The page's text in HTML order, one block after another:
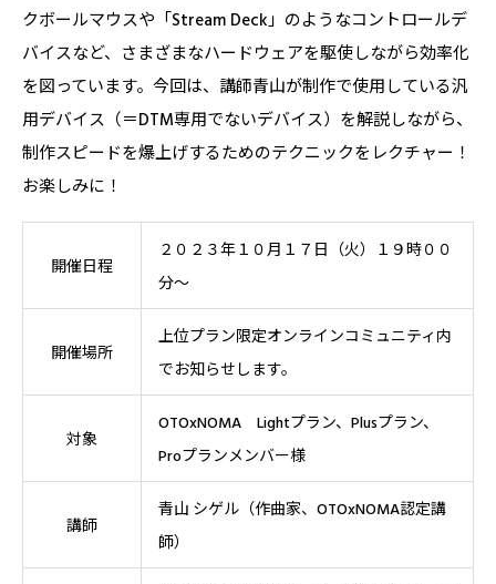
クボールマウスや「Stream Deck」のようなコントロールデ
バイスなど、さまざまなハードウェアを駆使しながら効率化
を図っています。今回は、講師青山が制作で使用している汎
用デバイス（＝DTM専用でないデバイス）を解説しながら、
制作スピードを爆上げするためのテクニックをレクチャー！
お楽しみに！
開催日程
２０２３年１０月１７日（火）１９時００
分〜
開催場所
上位プラン限定オンラインコミュニティ内
でお知らせします。
対象
OTOxNOMA Lightプラン、Plusプラン、
Proプランメンバー様
講師
青山 シゲル（作曲家、OTOxNOMA認定講
師）